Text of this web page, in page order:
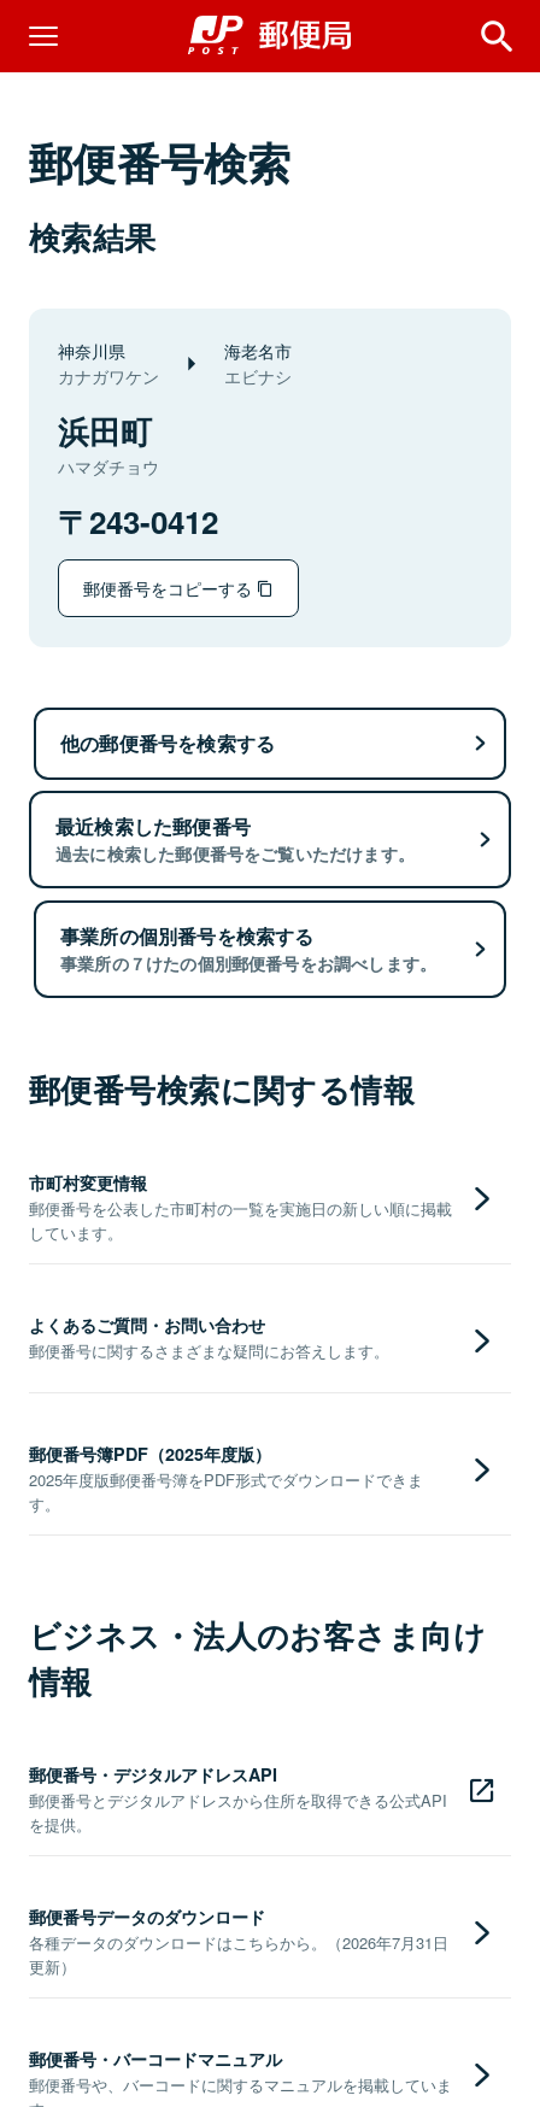
郵便番号検索
検索結果
神奈川県
カナガワケン
海老名市
エビナシ
浜田町
ハマダチョウ
243-0412
郵便番号をコピーする
他の郵便番号を検索する
最近検索した郵便番号
過去に検索した郵便番号をご覧いただけます。
事業所の個別番号を検索する
事業所の７けたの個別郵便番号をお調べします。
郵便番号検索に関する情報
市町村変更情報
郵便番号を公表した市町村の一覧を実施日の新しい順に掲載
しています。
よくあるご質問・お問い合わせ
郵便番号に関するさまざまな疑問にお答えします。
郵便番号簿PDF（2025年度版）
2025年度版郵便番号簿をPDF形式でダウンロードできま
す。
ビジネス・法人のお客さま向け
情報
郵便番号・デジタルアドレスAPI
郵便番号とデジタルアドレスから住所を取得できる公式API
を提供。
郵便番号データのダウンロード
各種データのダウンロードはこちらから。（2026年7月31日
更新）
郵便番号・バーコードマニュアル
郵便番号や、バーコードに関するマニュアルを掲載していま